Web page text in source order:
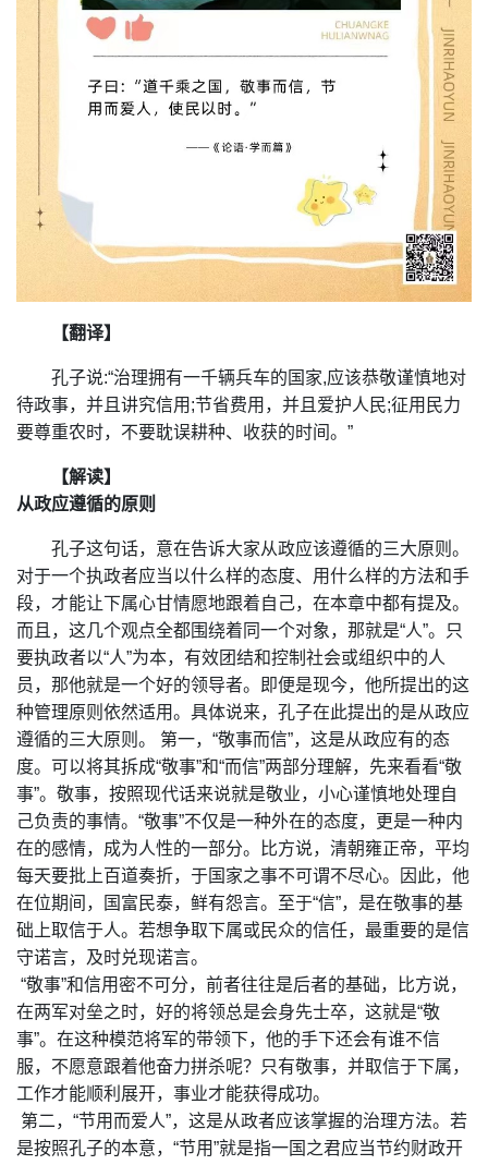
【翻译】
孔子说:“治理拥有一千辆兵车的国家,应该恭敬谨慎地对
待政事，并且讲究信用;节省费用，并且爱护人民;征用民力
要尊重农时，不要耽误耕种、收获的时间。”
【解读】
从政应遵循的原则
孔子这句话，意在告诉大家从政应该遵循的三大原则。
对于一个执政者应当以什么样的态度、用什么样的方法和手
段，才能让下属心甘情愿地跟着自己，在本章中都有提及。
而且，这几个观点全都围绕着同一个对象，那就是“人”。只
要执政者以“人”为本，有效团结和控制社会或组织中的人
员，那他就是一个好的领导者。即便是现今，他所提出的这
种管理原则依然适用。具体说来，孔子在此提出的是从政应
遵循的三大原则。 第一，“敬事而信”，这是从政应有的态
度。可以将其拆成“敬事”和“而信”两部分理解，先来看看“敬
事”。敬事，按照现代话来说就是敬业，小心谨慎地处理自
己负责的事情。“敬事”不仅是一种外在的态度，更是一种内
在的感情，成为人性的一部分。比方说，清朝雍正帝，平均
每天要批上百道奏折，于国家之事不可谓不尽心。因此，他
在位期间，国富民泰，鲜有怨言。至于“信”，是在敬事的基
础上取信于人。若想争取下属或民众的信任，最重要的是信
守诺言，及时兑现诺言。
“敬事”和信用密不可分，前者往往是后者的基础，比方说，
在两军对垒之时，好的将领总是会身先士卒，这就是“敬
事”。在这种模范将军的带领下，他的手下还会有谁不信
服，不愿意跟着他奋力拼杀呢？只有敬事，并取信于下属，
工作才能顺利展开，事业才能获得成功。
第二，“节用而爱人”，这是从政者应该掌握的治理方法。若
是按照孔子的本意，“节用”就是指一国之君应当节约财政开